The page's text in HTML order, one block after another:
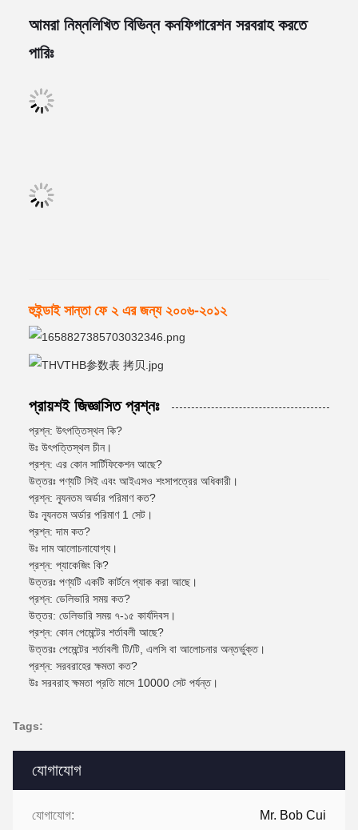
যোগাযোগ
যোগাযোগ: Mr. Bob Cui
আমরা নিম্নলিখিত বিভিন্ন কনফিগারেশন সরবরাহ করতে
পারিঃ
হুইন্ডাই সান্তা ফে ২ এর জন্য ২০০৬-২০১২
প্রায়শই জিজ্ঞাসিত প্রশ্নঃ
প্রশ্ন: উৎপত্তিস্থল কি?
উঃ উৎপত্তিস্থল চীন।
প্রশ্ন: এর কোন সার্টিফিকেশন আছে?
উত্তরঃ পণ্যটি সিই এবং আইএসও শংসাপত্রের অধিকারী।
প্রশ্ন: ন্যূনতম অর্ডার পরিমাণ কত?
উঃ ন্যূনতম অর্ডার পরিমাণ 1 সেট।
প্রশ্ন: দাম কত?
উঃ দাম আলোচনাযোগ্য।
প্রশ্ন: প্যাকেজিং কি?
উত্তরঃ পণ্যটি একটি কার্টনে প্যাক করা আছে।
প্রশ্ন: ডেলিভারি সময় কত?
উত্তর: ডেলিভারি সময় ৭-১৫ কার্যদিবস।
প্রশ্ন: কোন পেমেন্টের শর্তাবলী আছে?
উত্তরঃ পেমেন্টের শর্তাবলী টি/টি, এলসি বা আলোচনার অন্তর্ভুক্ত।
প্রশ্ন: সরবরাহের ক্ষমতা কত?
উঃ সরবরাহ ক্ষমতা প্রতি মাসে 10000 সেট পর্যন্ত।
Tags: